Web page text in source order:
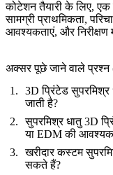
कोटेशन तैयारी के लिए, एक
सामग्री प्राथमिकता,
आवश्यकताएं, और निरीक्षण
अक्सर पूछे जाने वाले प्रश्न
3D प्रिंटेड
जाती है?
सुपरमिश्र धातु 3D
या EDM की
खरीदार कस्टम
सकते हैं?